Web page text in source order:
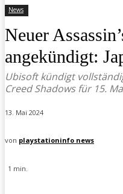
News
Neuer
angekündigt:
Ubisoft kündigt
Creed Shadows für 15.
13. Mai 2024
von playstationinfo news
1 min.